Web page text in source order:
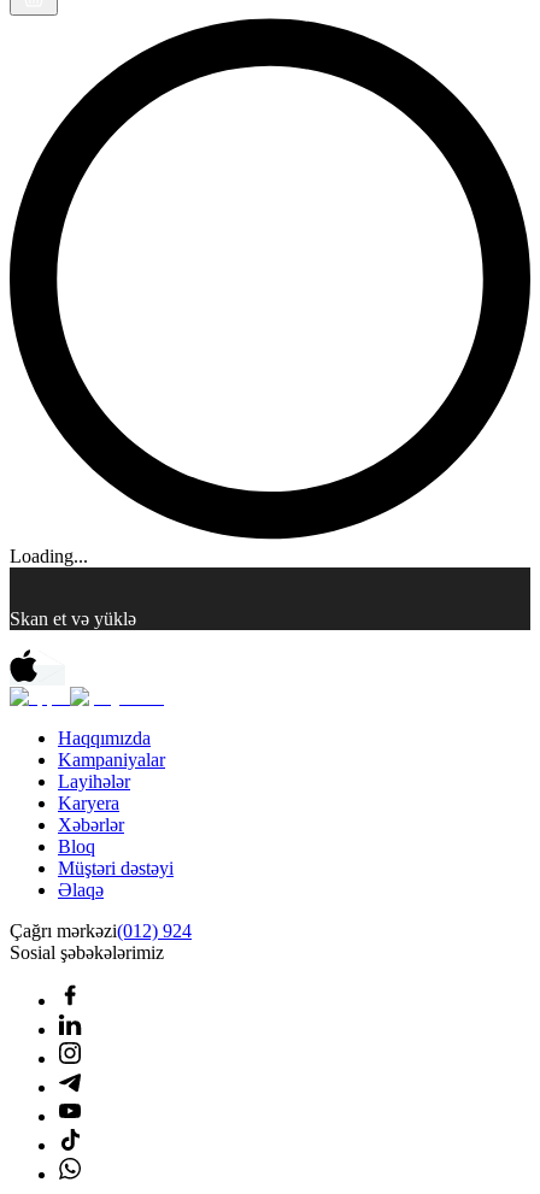
Loading...
Skan et və yüklə
Haqqımızda
Kampaniyalar
Layihələr
Karyera
Xəbərlər
Bloq
Müştəri dəstəyi
Əlaqə
Çağrı mərkəzi(012) 924
Sosial şəbəkələrimiz